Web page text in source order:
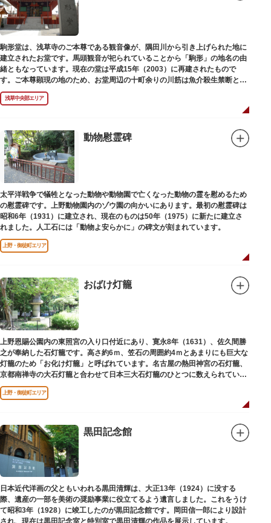
駒形堂は、浅草寺のご本尊である観音像が、隅田川から引き上げられた地に
建立されたお堂です。馬頭観音が祀られていることから「駒形」の地名の由
緒ともなっています。現在の堂は平成15年（2003）に再建されたもので
す。ご本尊顕現の地のため、お堂周辺の十町余りの川筋は魚介殺生禁断とな
り、戒殺碑が建立されました。
浅草中央部エリア
動物慰霊碑
太平洋戦争で犠牲となった動物や動物園で亡くなった動物の霊を慰めるため
の慰霊碑です。上野動物園内のゾウ園の向かいにあります。最初の慰霊碑は
昭和6年（1931）に建立され、現在のものは50年（1975）に新たに建立さ
れました。人工石には「動物よ安らかに」の碑文が刻まれています。
上野・御徒町エリア
おばけ灯籠
上野恩賜公園内の東照宮の入り口付近にあり、寛永8年（1631）、佐久間勝
之が奉納した石灯籠です。高さ約6ｍ、笠石の周囲約4ｍとあまりにも巨大な
灯籠のため「お化け灯籠」と呼ばれています。名古屋の熱田神宮の石灯籠、
京都南禅寺の大石灯籠と合わせて日本三大石灯籠のひとつに数えられていま
す。
上野・御徒町エリア
黒田記念館
日本近代洋画の父ともいわれる黒田清輝は、大正13年（1924）に没する
際、遺産の一部を美術の奨励事業に役立てるよう遺言しました。これをうけ
て昭和3年（1928）に竣工したのが黒田記念館です。岡田信一郎により設計